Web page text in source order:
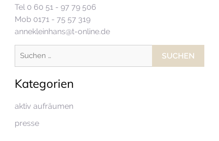
Tel 0 60 51 - 97 79 506
Mob 0171 - 75 57 319
annekleinhans@t-online.de
Kategorien
aktiv aufräumen
presse